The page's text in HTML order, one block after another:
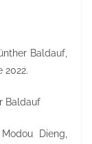
Baldauf,
2022.
Baldauf
Dieng,